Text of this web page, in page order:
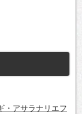
・アサラナリエフ